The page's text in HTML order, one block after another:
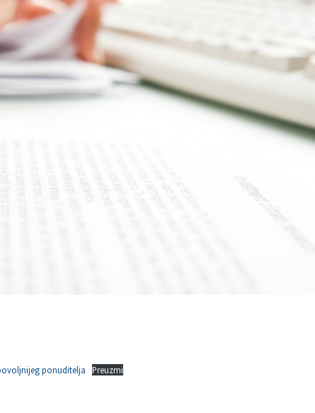
ponuditelja Preuzmi